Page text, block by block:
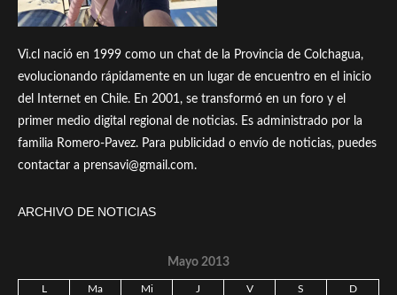
Vi.cl nació en 1999 como un chat de la Provincia de Colchagua,
evolucionando rápidamente en un lugar de encuentro en el inicio
del Internet en Chile. En 2001, se transformó en un foro y el
primer medio digital regional de noticias. Es administrado por la
familia Romero-Pavez. Para publicidad o envío de noticias, puedes
contactar a prensavi@gmail.com.
ARCHIVO DE NOTICIAS
Mayo 2013
L Ma Mi J V S D